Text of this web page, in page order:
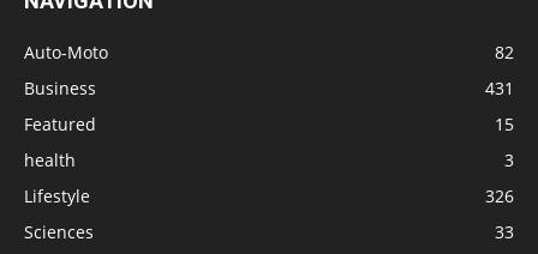
Auto-Moto
82
Business
431
Featured
15
health
3
Lifestyle
326
Sciences
33